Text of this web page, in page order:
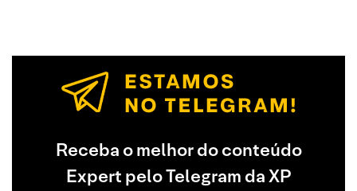
Receba o melhor do conteúdo
Expert pelo Telegram da XP